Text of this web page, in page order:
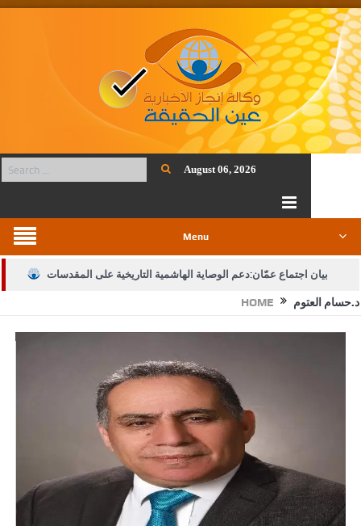
August 06, 2026
Menu
بيان اجتماع عمّان:دعم الوصاية الهاشمية التاريخية على المقدسات
الأمن يتلف 16 مليون حبة كبتاجون و1480 كغم مواد مخدرة
النواب يقر مشروع تعديل قانون الملكية العقارية
تشكيلات إدارية واسعة في الداخلية (اسماء)
القاضي يلتقي رؤساء تحرير الصحف اليومية ويؤكد حرص مجلس النواب
على شراكة فاعلة مع الإعلام
دعوة المكلفين بخدمة العلم (الدفعة الثالثة) إلى مراجعة منصة خدمة
العلم
HOME د.حسام العتوم